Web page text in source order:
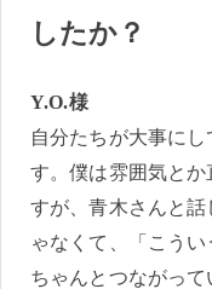
したか？
Y.O.様
自分たちが大事に
す。僕は雰囲気と
すが、青木さんと
ゃなくて、「こう
ちゃんとつながって